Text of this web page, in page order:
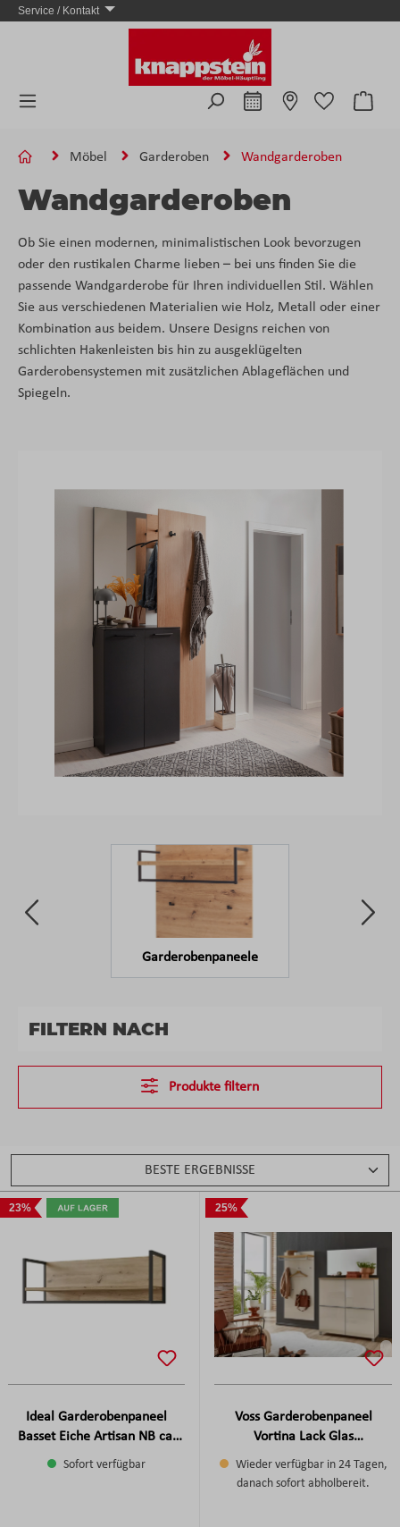
Zum Hauptinhalt springen
Service / Kontakt
Möbel Garderoben Wandgarderoben
Wandgarderoben
Ob Sie einen modernen, minimalistischen Look bevorzugen
oder den rustikalen Charme lieben – bei uns finden Sie die
passende Wandgarderobe für Ihren individuellen Stil. Wählen
Sie aus verschiedenen Materialien wie Holz, Metall oder einer
Kombination aus beidem. Unsere Designs reichen von
schlichten Hakenleisten bis hin zu ausgeklügelten
Garderobensystemen mit zusätzlichen Ablageflächen und
Spiegeln.
Garderobenpaneele
FILTERN NACH
Produkte filtern
23%
Ideal Garderobenpaneel
Basset Eiche Artisan NB ca.
100x33x29 cm
Sofort verfügbar
25%
Voss Garderobenpaneel
Vortina Lack Glas
Sahara/Balkeneiche furniert
ca. 80x170x27 cm
Wieder verfügbar in 24 Tagen,
danach sofort abholbereit.